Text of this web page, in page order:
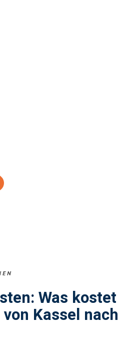
Was kostet
Kassel nach